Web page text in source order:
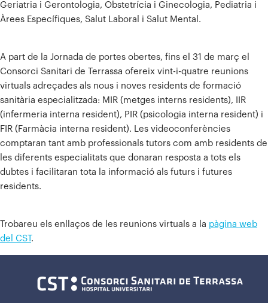
Geriatria i Gerontologia, Obstetrícia i Ginecologia, Pediatria i
Àrees Específiques, Salut Laboral i Salut Mental.
A part de la Jornada de portes obertes, fins el 31 de març el
Consorci Sanitari de Terrassa ofereix vint-i-quatre reunions
virtuals adreçades als nous i noves residents de formació
sanitària especialitzada: MIR (metges interns residents), IIR
(infermeria interna resident), PIR (psicologia interna resident) i
FIR (Farmàcia interna resident). Les videoconferències
comptaran tant amb professionals tutors com amb residents de
les diferents especialitats que donaran resposta a tots els
dubtes i facilitaran tota la informació als futurs i futures
residents.
Trobareu els enllaços de les reunions virtuals a la pàgina web
del CST .